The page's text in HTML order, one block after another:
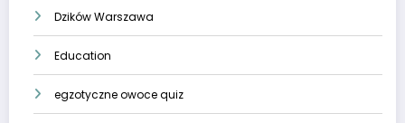
Dzików Warszawa
Education
egzotyczne owoce quiz